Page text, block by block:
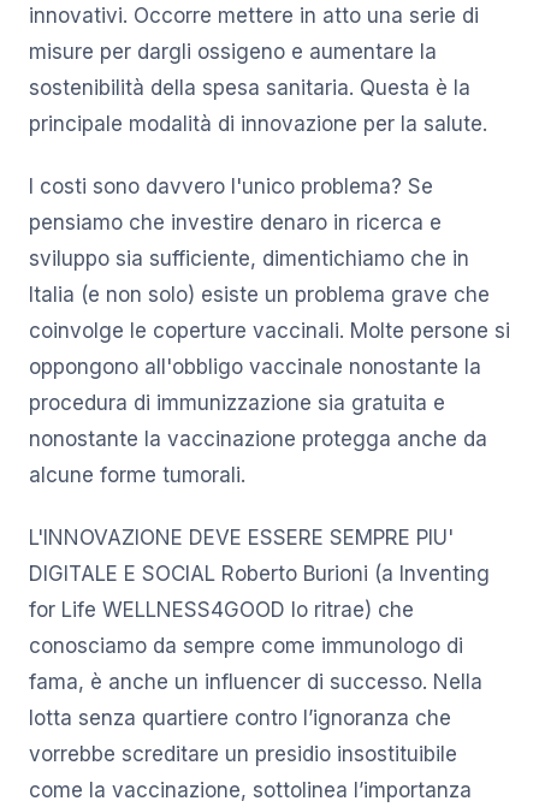
innovativi. Occorre mettere in atto una serie di
misure per dargli ossigeno e aumentare la
sostenibilità della spesa sanitaria. Questa è la
principale modalità di innovazione per la salute.
I costi sono davvero l'unico problema? Se
pensiamo che investire denaro in ricerca e
sviluppo sia sufficiente, dimentichiamo che in
Italia (e non solo) esiste un problema grave che
coinvolge le coperture vaccinali. Molte persone si
oppongono all'obbligo vaccinale nonostante la
procedura di immunizzazione sia gratuita e
nonostante la vaccinazione protegga anche da
alcune forme tumorali.
L'INNOVAZIONE DEVE ESSERE SEMPRE PIU'
DIGITALE E SOCIAL Roberto Burioni (a Inventing
for Life WELLNESS4GOOD lo ritrae) che
conosciamo da sempre come immunologo di
fama, è anche un influencer di successo. Nella
lotta senza quartiere contro l’ignoranza che
vorrebbe screditare un presidio insostituibile
come la vaccinazione, sottolinea l’importanza